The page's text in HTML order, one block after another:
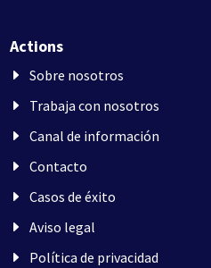
Actions
Sobre nosotros
Trabaja con nosotros
Canal de información
Contacto
Casos de éxito
Aviso legal
Política de privacidad